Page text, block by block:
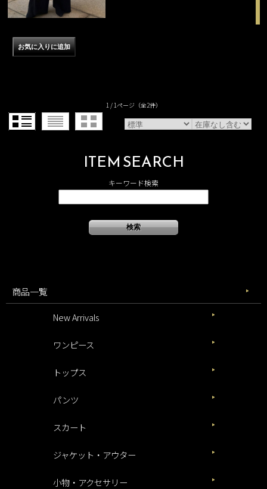
1 / 1ページ（全2件）
ITEM SEARCH
キーワード検索
商品一覧
New Arrivals
ワンピース
トップス
パンツ
スカート
ジャケット・アウター
小物・アクセサリー